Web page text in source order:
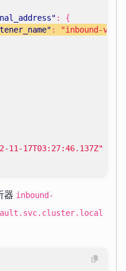
:
{
:
"inbound-
11-17T03:27:46.137Z"
器 inbound-